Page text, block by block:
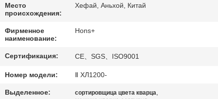
МЫ
СПРОСИТЕ
ЦИТАТУ
КАРТА
Место
происхождения:
Хефай, Аньхой, Китай
Фирменное
наименование:
Hons+
Сертификация: CE、SGS、ISO9001
Номер модели: Ⅱ ХЛ1200-
Выделенное: сортировщица цвета кварца,